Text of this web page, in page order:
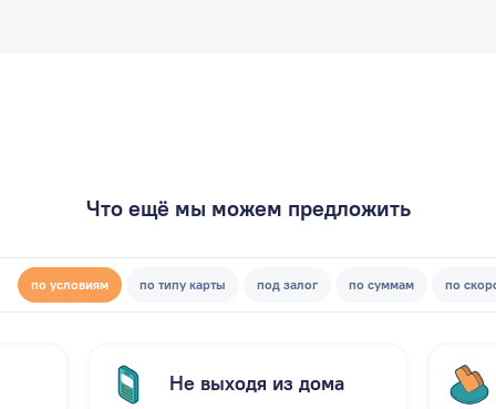
Что ещё мы можем предложить
по условиям по типу карты под залог по суммам по
Не выходя из дома